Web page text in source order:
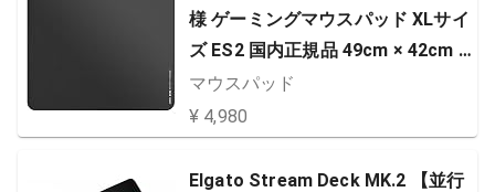
様 ゲーミングマウスパッド XLサイ
ズ ES2 国内正規品 49cm × 42cm ×
3mm (XL, Black)
マウスパッド
¥ 4,980
Elgato Stream Deck MK.2 【並行